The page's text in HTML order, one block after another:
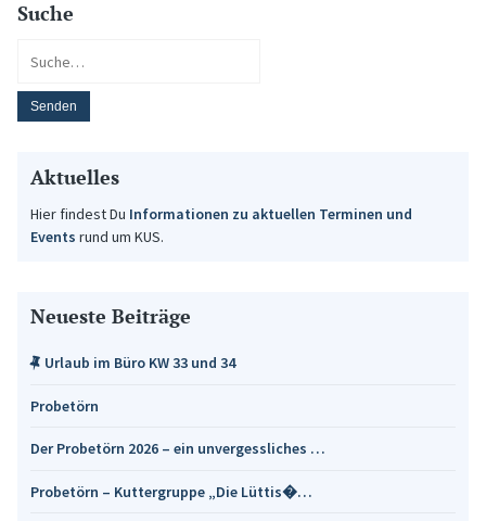
Suche
Aktuelles
Hier findest Du Informationen zu aktuellen Terminen und
Events rund um KUS.
Neueste Beiträge
Urlaub im Büro KW 33 und 34
Probetörn
Der Probetörn 2026 – ein unvergessliches …
Probetörn – Kuttergruppe „Die Lüttis�…